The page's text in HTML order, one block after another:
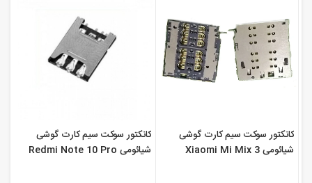
کانکتور سوکت سیم کارت گوشی
شیائومی Xiaomi Mi Mix 3
کانکتور سوکت سیم کارت گوشی
شیائومی Redmi Note 10 Pro